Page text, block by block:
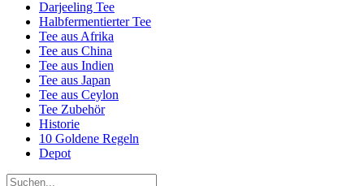
Darjeeling Tee
Halbfermentierter Tee
Tee aus Afrika
Tee aus China
Tee aus Indien
Tee aus Japan
Tee aus Ceylon
Tee Zubehör
Historie
10 Goldene Regeln
Depot
Suche